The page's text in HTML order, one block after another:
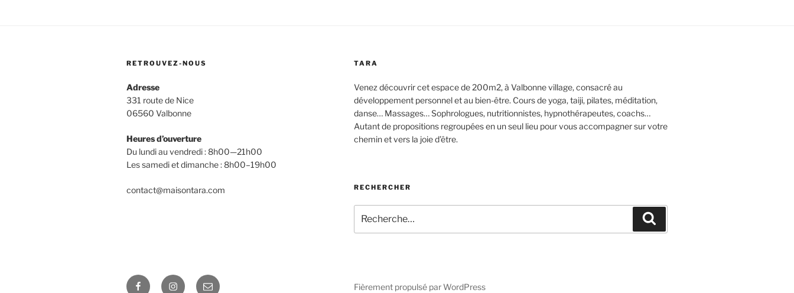
RETROUVEZ-NOUS
Adresse
331 route de Nice
06560 Valbonne
Heures d’ouverture
Du lundi au vendredi : 8h00—21h00
Les samedi et dimanche : 8h00–19h00
contact@maisontara.com
TARA
Venez découvrir cet espace de 200m2, à Valbonne village, consacré au
développement personnel et au bien-être. Cours de yoga, taiji, pilates, méditation,
danse… Massages… Sophrologues, nutritionnistes, hypnothérapeutes, coachs…
Autant de propositions regroupées en un seul lieu pour vous accompagner sur votre
chemin et vers la joie d’être.
RECHERCHER
pour
:
FacebookInstagram
E-
Fièrement propulsé par WordPress